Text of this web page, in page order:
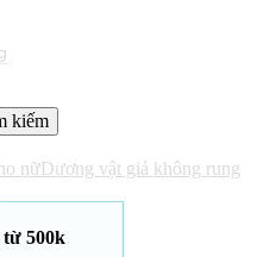
nữDương vật giả không rung
500k